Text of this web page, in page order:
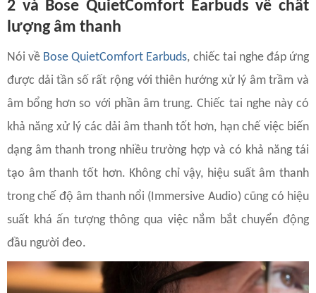
2 và Bose QuietComfort Earbuds về chất
lượng âm thanh
Nói về Bose QuietComfort Earbuds, chiếc tai nghe đáp ứng
được dải tần số rất rộng với thiên hướng xử lý âm trầm và
âm bổng hơn so với phần âm trung. Chiếc tai nghe này có
khả năng xử lý các dải âm thanh tốt hơn, hạn chế việc biến
dạng âm thanh trong nhiều trường hợp và có khả năng tái
tạo âm thanh tốt hơn. Không chỉ vậy, hiệu suất âm thanh
trong chế độ âm thanh nổi (Immersive Audio) cũng có hiệu
suất khá ấn tượng thông qua việc nắm bắt chuyển động
đầu người đeo.